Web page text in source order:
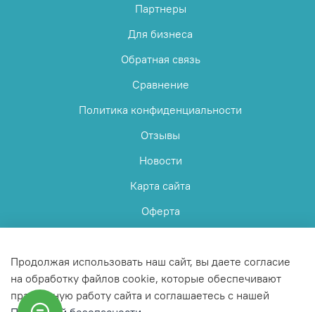
Партнеры
Для бизнеса
Обратная связь
Сравнение
Политика конфиденциальности
Отзывы
Новости
Карта сайта
Оферта
Продолжая использовать наш сайт, вы даете согласие
на обработку файлов cookie, которые обеспечивают
правильную работу сайта и соглашаетесь с нашей